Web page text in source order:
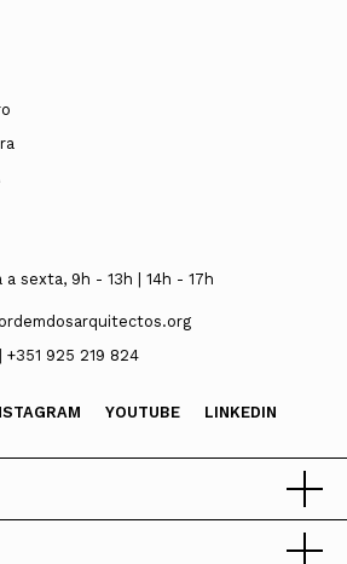
sexta, 9h - 13h | 14h - 17h
+351 925 219 824
YOUTUBE LINKEDIN